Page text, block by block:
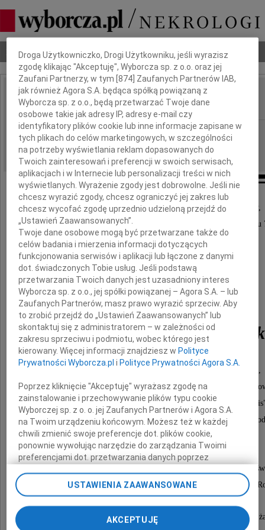
Nekrologi Odeszli Poradnik pogrzebowy
IMIĘ I NAZWISKO: Stefan Jan Chabrowski
REGION: Częstochowa
DATA EMISJI: 12.06.2014
Z głębokim smutkiem i żalem zawiadamiamy,
że w dniu 9 czerwca 2014 roku zmarł nagle w wieku
Stefan Jan
Magister, artysta malarz, Złoty Krzyż Zasługi,
Zasłużony dla Kultury Polskiej - Odznaka
Srebrny Medal - zasłużony kulturze "Gloria
nagroda specjalna Ministra Kultury i Dziedzictwa
Nabożeństwo żałobne odbędzie się dnia
13 cerwca 2014 roku o godzinie 14.00 w kościele pw.
po którym odbędzie się pogrzeb na Cmentarzu św.
O czym zawiadamiają pogrążeni w głębokim bólu i
Dbamy o Twoją prywatność
Droga Użytkowniczko, Drogi Użytkowniku, jeśli wyrazisz
zgodę klikając "Akceptuję", Wyborcza sp. z o.o. oraz jej
Zaufani Partnerzy, w tym [874 ] Zaufanych Partnerów IAB,
jak również Agora S.A. będąca spółką powiązaną z
Wyborcza sp. z o.o., będą przetwarzać Twoje dane
osobowe takie jak adresy IP, adresy e-mail czy
identyfikatory plików cookie lub inne informacje zapisane w
tych plikach do celów marketingowych, w szczególności
na potrzeby wyświetlania reklam dopasowanych do
Twoich zainteresowań i preferencji w swoich serwisach,
aplikacjach i w Internecie lub personalizacji treści w nich
wyświetlanych. Wyrażenie zgody jest dobrowolne. Jeśli nie
chcesz wyrazić zgody, chcesz ograniczyć jej zakres lub
chcesz wycofać zgodę uprzednio udzieloną przejdź do
„Ustawień Zaawansowanych”.
Twoje dane osobowe mogą być przetwarzane także do
celów badania i mierzenia informacji dotyczących
funkcjonowania serwisów i aplikacji lub łączone z danymi
dot. świadczonych Tobie usług. Jeśli podstawą
przetwarzania Twoich danych jest uzasadniony interes
Wyborcza sp. z o.o., jej spółki powiązanej – Agora S.A. – lub
Zaufanych Partnerów, masz prawo wyrazić sprzeciw. Aby
to zrobić przejdź do „Ustawień Zaawansowanych” lub
skontaktuj się z administratorem – w zależności od
zakresu sprzeciwu i podmiotu, wobec którego jest
kierowany. Więcej informacji znajdziesz w Polityce
Prywatności Wyborcza.pl i Polityce Prywatności Agora S.A.
Poprzez kliknięcie "Akceptuję" wyrażasz zgodę na
zainstalowanie i przechowywanie plików typu cookie
Wyborczej sp. z o. o. jej Zaufanych Partnerów i Agora S.A.
na Twoim urządzeniu końcowym. Możesz też w każdej
chwili zmienić swoje preferencje dot. plików cookie,
ponownie wywołując narzędzie do zarządzania Twoimi
preferencjami dot. przetwarzania danych poprzez
przechodząc do sekcji „Ustawienia zaawansowane”.
Zmiana ustawień plików cookie możliwa jest także za
pomocą ustawień przeglądarki.
USTAWIENIA ZAAWANSOWANE
AKCEPTUJĘ